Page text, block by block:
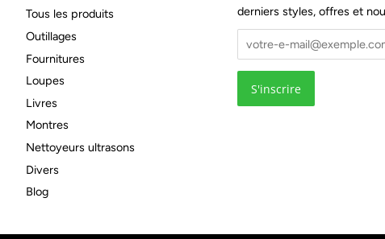
Tous les produits
Outillages
Fournitures
Loupes
Livres
Montres
Nettoyeurs ultrasons
Divers
Blog
derniers styles, offres et